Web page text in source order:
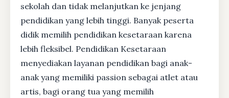
sekolah dan tidak melanjutkan ke jenjang
pendidikan yang lebih tinggi. Banyak peserta
didik memilih pendidikan kesetaraan karena
lebih fleksibel. Pendidikan Kesetaraan
menyediakan layanan pendidikan bagi anak-
anak yang memiliki passion sebagai atlet atau
artis, bagi orang tua yang memilih